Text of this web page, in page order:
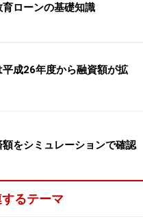
けている家族などがい
た方
施設設備費など）
ローンの基礎知識
平成26年度から融資額が拡
をシミュレーションで確認
るテーマ